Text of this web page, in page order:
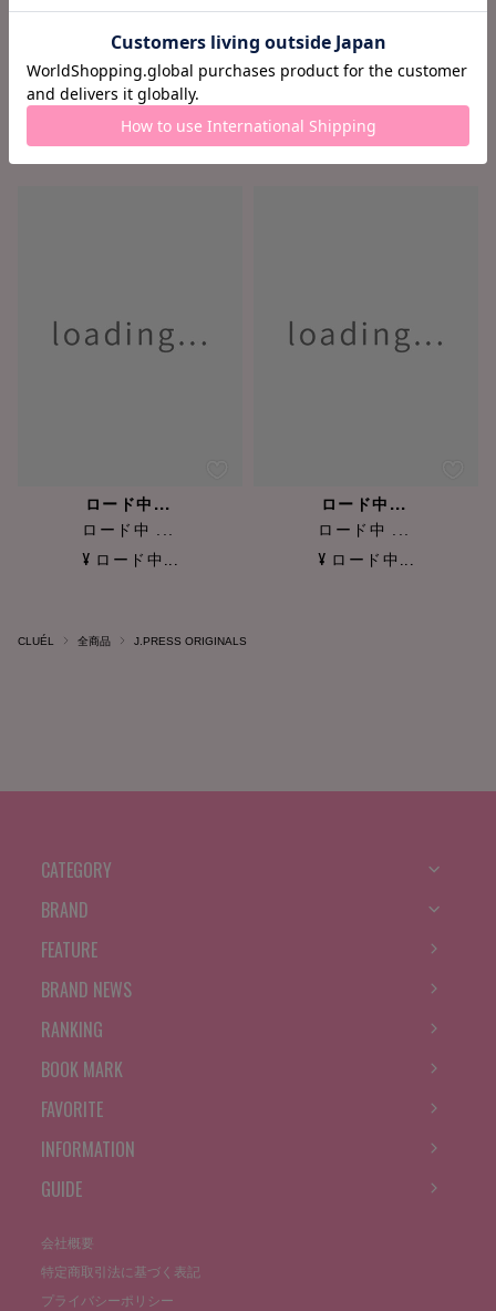
ロード中...
ロード中 ...
¥ ロード中...
ロード中...
ロード中 ...
¥ ロード中...
ロード中...
ロード中 ...
¥ ロード中...
ロード中...
ロード中 ...
¥ ロード中...
CLUÉL 全商品 J.PRESS ORIGINALS
CATEGORY
BRAND
FEATURE
BRAND NEWS
RANKING
BOOK MARK
FAVORITE
INFORMATION
GUIDE
会社概要
特定商取引法に基づく表記
プライバシーポリシー